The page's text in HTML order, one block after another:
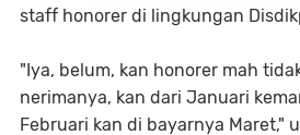
staff honorer di lingkungan
"Iya, belum, kan honorer mah
nerimanya, kan dari Januari
Februari kan di bayarnya Maret,"